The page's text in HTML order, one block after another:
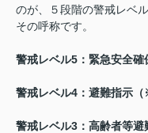
のが、５段階の警戒レベ
その呼称です。
警戒レベル5：緊急安全確
警戒レベル4：避難指示（
警戒レベル3：高齢者等避